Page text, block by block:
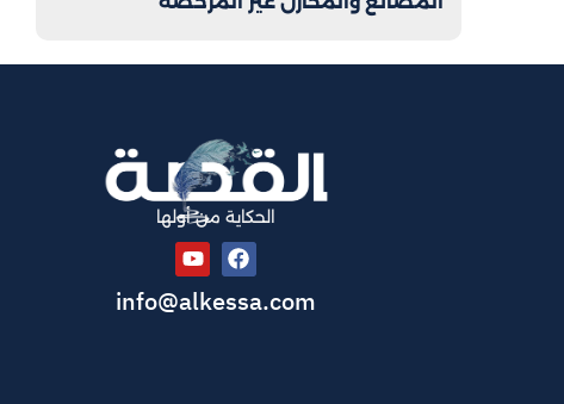
الحكاية من أولها
info@alkessa.com